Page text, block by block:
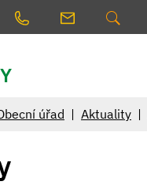
úřad Aktuality